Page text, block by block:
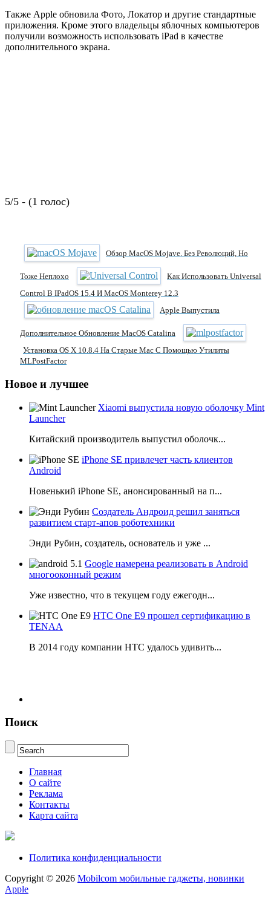
Также Apple обновила Фото, Локатор и другие стандартные
приложения. Кроме этого владельцы яблочных компьютеров
получили возможность использовать iPad в качестве
дополнительного экрана.
5/5 - (1 голос)
Обзор MacOS Mojave. Без Революций, Но
Тоже Неплохо
Как Использовать Universal
Control В IPadOS 15.4 И MacOS Monterey 12.3
Apple Выпустила
Дополнительное Обновление MacOS Catalina
Установка OS X 10.8.4 На Старые Mac С Помощью Утилиты
MLPostFactor
Новое и лучшее
Xiaomi выпустила новую оболочку Mint
Launcher
Китайский производитель выпустил оболочк...
iPhone SE привлечет часть клиентов
Android
Новенький iPhone SE, анонсированный на п...
Создатель Андроид решил заняться
развитием старт-апов роботехники
Энди Рубин, создатель, основатель и уже ...
Google намерена реализовать в Android
многооконный режим
Уже известно, что в текущем году ежегодн...
HTC One E9 прошел сертификацию в
TENAA
В 2014 году компании НТС удалось удивить...
Поиск
Главная
О сайте
Реклама
Контакты
Карта сайта
Политика конфиденциальности
Copyright © 2026 Mobilcom мобильные гаджеты, новинки
Apple